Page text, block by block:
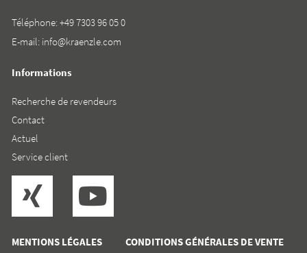
MENTIONS LÉGALES CONDITIONS GÉNÉRALES DE VENTE
Téléphone:+49 7303 96 05 0
E-mail: info@kraenzle.com
Informations
Recherche de revendeurs
Contact
Actuel
Service client